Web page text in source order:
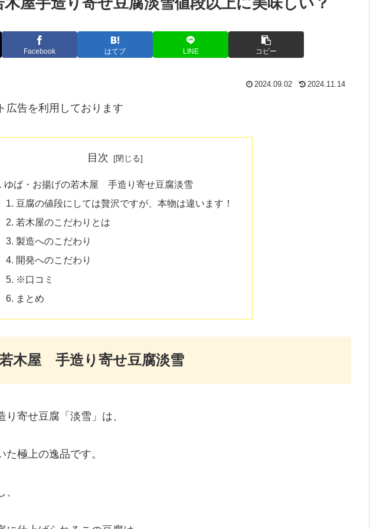
Facebook はてブ LINE コピー
2024.09.02 2024.11.14
広告を利用しております
目次
ゆば・お揚げの若木屋 手造り寄せ豆腐淡雪
豆腐の値段にしては贅沢ですが、本物は違います！
若木屋のこだわりとは
製造へのこだわり
開発へのこだわり
※口コミ
まとめ
木屋 手造り寄せ豆腐淡雪
り寄せ豆腐「淡雪」は、
極上の逸品です。